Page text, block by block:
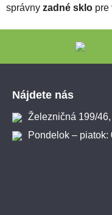
správny zadné sklo pre
Nájdete nás
Železničná 199/
Pondelok – piatok: